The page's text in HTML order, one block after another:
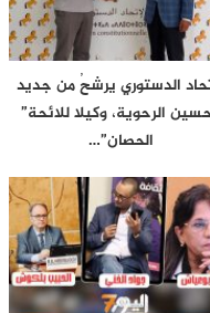
الدستوري يرشحُ من جديد
الرحوية، وكيلا للائحة”
الحصان”…